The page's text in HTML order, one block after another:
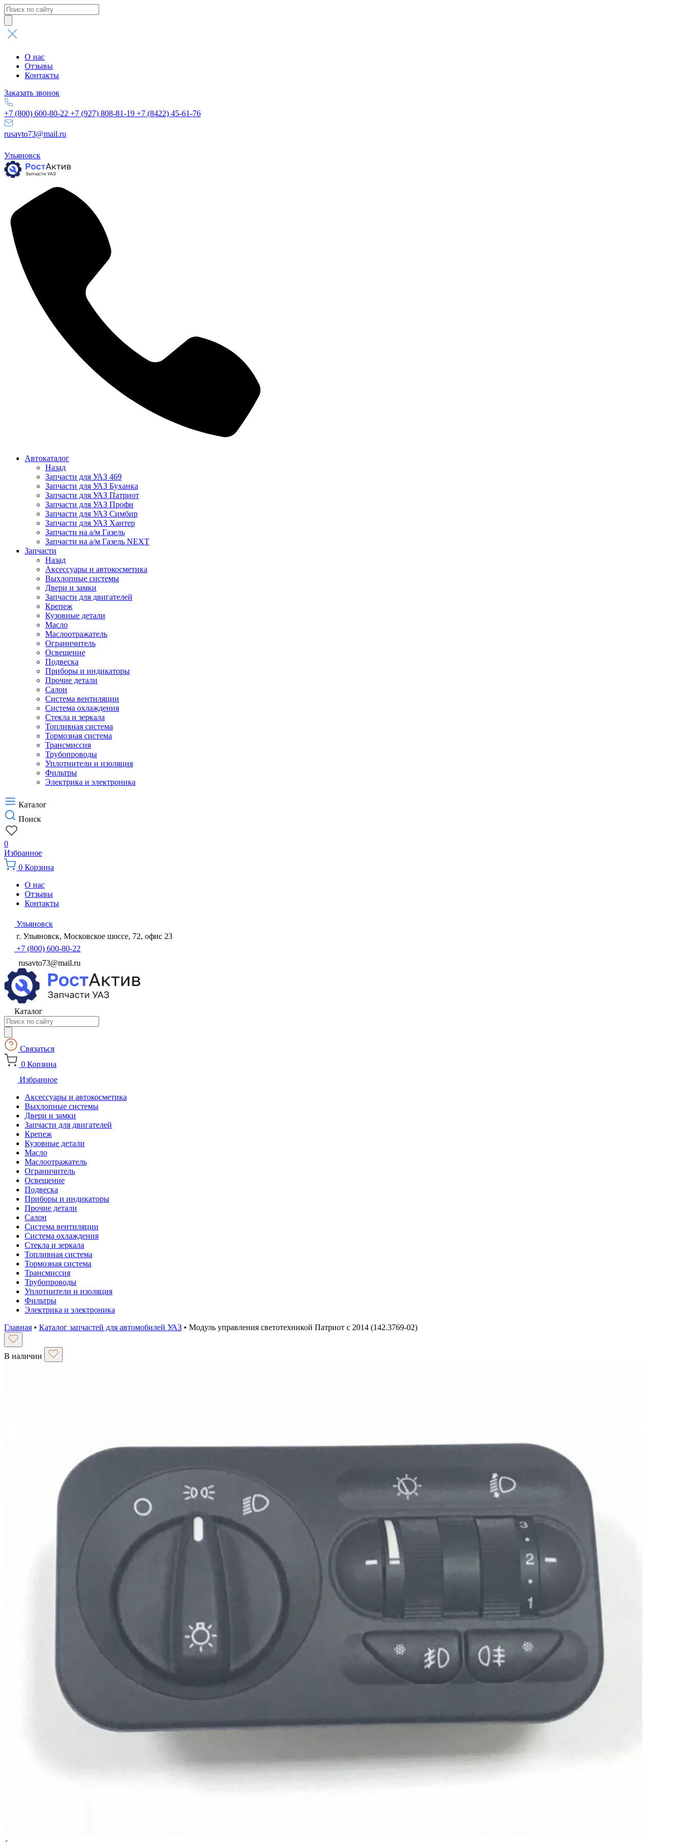
Поиск
товаров
О нас
Отзывы
Контакты
Заказать звонок
+7 (800) 600-80-22 +7 (927) 808-81-19 +7 (8422) 45-61-76
rusavto73@mail.ru
Ульяновск
Автокаталог
Назад
Запчасти для УАЗ 469
Запчасти для УАЗ Буханка
Запчасти для УАЗ Патриот
Запчасти для УАЗ Профи
Запчасти для УАЗ Симбир
Запчасти для УАЗ Хантер
Запчасти на а/м Газель
Запчасти на а/м Газель NEXT
Запчасти
Назад
Аксессуары и автокосметика
Выхлопные системы
Двери и замки
Запчасти для двигателей
Крепеж
Кузовные детали
Масло
Маслоотражатель
Ограничитель
Освещение
Подвеска
Приборы и индикаторы
Прочие детали
Салон
Система вентиляции
Система охлаждения
Стекла и зеркала
Топливная система
Тормозная система
Трансмиссия
Трубопроводы
Уплотнители и изоляция
Фильтры
Электрика и электроника
Каталог
Поиск
0
Избранное
0 Корзина
О нас
Отзывы
Контакты
Ульяновск
г. Ульяновск, Московское шоссе, 72, офис 23
+7 (800) 600-80-22
rusavto73@mail.ru
Каталог
Поиск
товаров
Связаться
0 Корзина
Избранное
Аксессуары и автокосметика
Выхлопные системы
Двери и замки
Запчасти для двигателей
Крепеж
Кузовные детали
Масло
Маслоотражатель
Ограничитель
Освещение
Подвеска
Приборы и индикаторы
Прочие детали
Салон
Система вентиляции
Система охлаждения
Стекла и зеркала
Топливная система
Тормозная система
Трансмиссия
Трубопроводы
Уплотнители и изоляция
Фильтры
Электрика и электроника
Главная • Каталог запчастей для автомобилей УАЗ • Модуль управления светотехникой Патриот с 2014 (142.3769-02)
В наличии